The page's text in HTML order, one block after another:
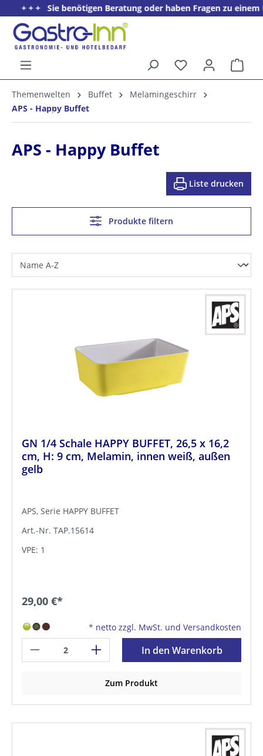
springen
+ + + Sie benötigen Beratung oder haben Fragen zu einem
Willkommens­rabatt**
für neue Kunden
Themenwelten Buffet
Melamingeschirr
APS - Happy Buffet
APS - Happy Buffet
Liste drucken
Produkte filtern
GN 1/4 Schale HAPPY BUFFET, 26,5 x 16,2
cm, H: 9 cm, Melamin, innen weiß, außen
gelb
APS, Serie HAPPY BUFFET
Art.-Nr. TAP.15614
VPE: 1
29,00 €*
* netto zzgl. MwSt. und Versandkosten
In den Warenkorb
Zum Produkt